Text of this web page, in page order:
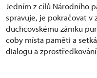
Jedním z cílů Národního
spravuje, je pokračovat v
duchcovskému zámku
coby místa paměti a
dialogu a